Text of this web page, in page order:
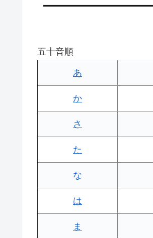
五十音順
あ
か
さ
た
な
は
ま